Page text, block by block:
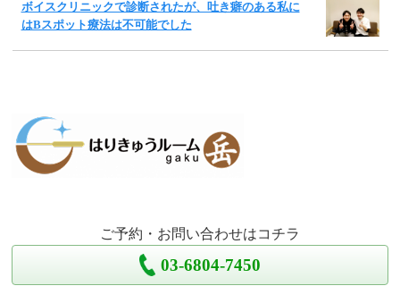
ボイスクリニックで診断されたが、吐き癖のある私に
はBスポット療法は不可能でした
ご予約・お問い合わせはコチラ
03-6804-7450